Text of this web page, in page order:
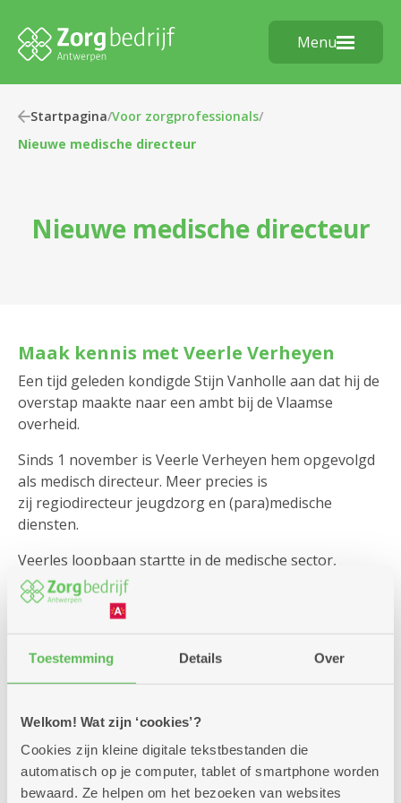
Toestemming Details Over
Welkom! Wat zijn ‘cookies’?
Cookies zijn kleine digitale tekstbestanden die
automatisch op je computer, tablet of smartphone worden
bewaard. Ze helpen om het bezoeken van websites
Menu
Startpagina/Voor zorgprofessionals/
Nieuwe medische directeur
Nieuwe medische directeur
Maak kennis met Veerle Verheyen
Een tijd geleden kondigde Stijn Vanholle aan dat hij de
overstap maakte naar een ambt bij de Vlaamse
overheid.
Sinds 1 november is Veerle Verheyen hem opgevolgd
als medisch directeur. Meer precies is
zij regiodirecteur jeugdzorg en (para)medische
diensten.
Veerles loopbaan startte in de medische sector,
nadien stapte ze over naar de zorgsector. Binnen het
Zorgbedrijf heeft Veerle diverse functies bekleed en
een ruime ervaring opgedaan.